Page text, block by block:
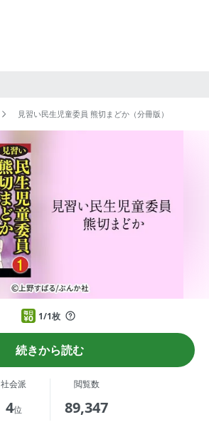
見習い民生児童委員 熊切まどか（分冊版）
1/1枚
続きから読む
社会派 閲覧数
4位 89,347